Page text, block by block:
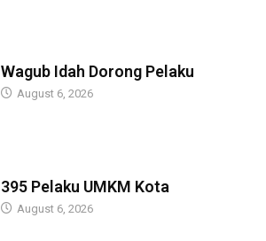
Wagub Idah Dorong Pelaku
August 6, 2026
395 Pelaku UMKM Kota
August 6, 2026